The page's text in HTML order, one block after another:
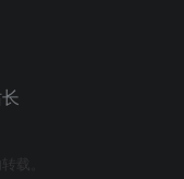
载。